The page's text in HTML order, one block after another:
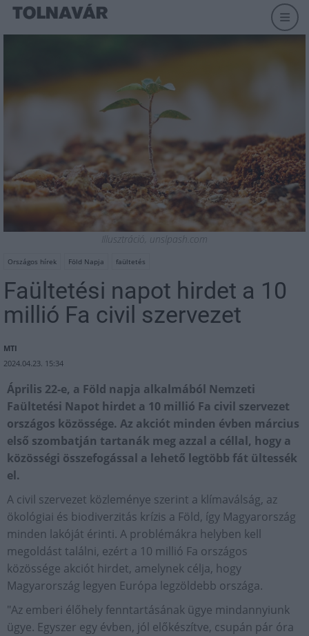
Illusztráció, unslpash.com
Országos hírek Föld Napja faültetés
Faültetési napot hirdet a 10
millió Fa civil szervezet
MTI
2024.04.23. 15:34
Április 22-e, a Föld napja alkalmából Nemzeti
Faültetési Napot hirdet a 10 millió Fa civil szervezet
országos közössége. Az akciót minden évben március
első szombatján tartanák meg azzal a céllal, hogy a
közösségi összefogással a lehető legtöbb fát ültessék
el.
A civil szervezet közleménye szerint a klímaválság, az
ökológiai és biodiverzitás krízis a Föld, így Magyarország
minden lakóját érinti. A problémákra helyben kell
megoldást találni, ezért a 10 millió Fa országos
közössége akciót hirdet, amelynek célja, hogy
Magyarország legyen Európa legzöldebb országa.
"Az emberi élőhely fenntartásának ügye mindannyiunk
ügye. Egyszer egy évben, jól előkészítve, csupán pár óra